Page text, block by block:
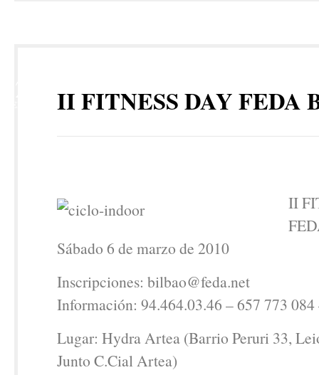
II FITNESS DAY FEDA
II
Sábado 6 de marzo de 2010
Inscripciones: bilbao@feda.net
Información: 94.464.03.46 – 657 773
Lugar: Hydra Artea (Barrio Peruri 33,
Junto C.Cial Artea)